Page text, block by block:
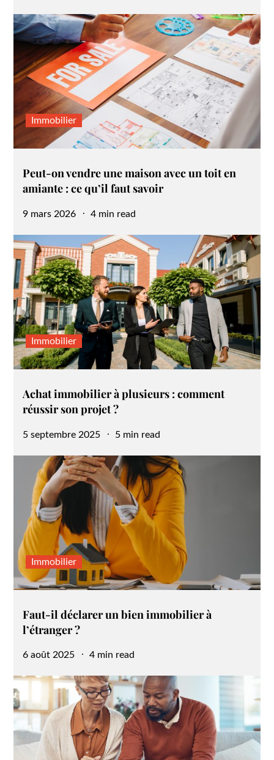
Immobilier
Peut-on vendre une maison avec un toit en
amiante : ce qu’il faut savoir
Posted
9 mars 2026 4 min read
Immobilier
Achat immobilier à plusieurs : comment
réussir son projet ?
Posted
5 septembre 2025 5 min read
Immobilier
Faut-il déclarer un bien immobilier à
l’étranger ?
Posted
6 août 2025 4 min read